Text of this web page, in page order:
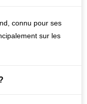
connu pour ses
sur les